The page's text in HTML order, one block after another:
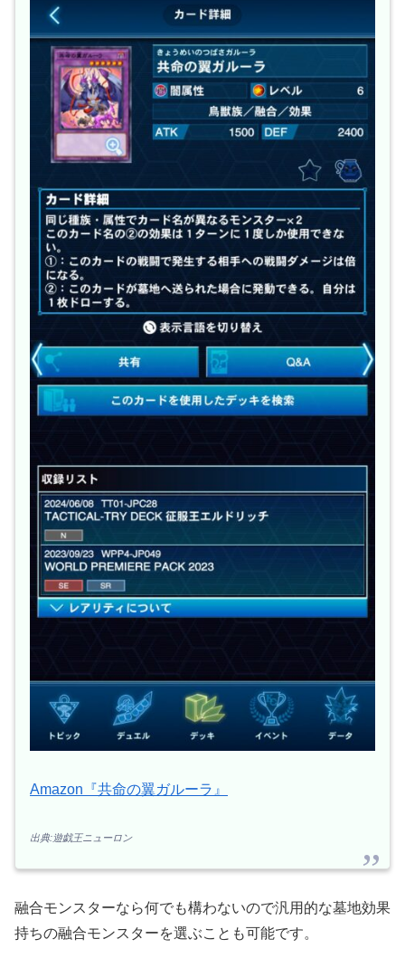
Amazon『共命の翼ガルーラ』
出典:遊戯王ニューロン
融合モンスターなら何でも構わないので汎用的な墓地効果
持ちの融合モンスターを選ぶことも可能です。